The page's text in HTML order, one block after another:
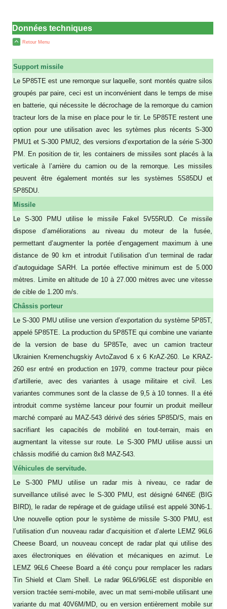
Données techniques
Retour Menu
Support missile
Le 5P85TE est une remorque sur laquelle, sont montés quatre silos
groupés par paire, ceci est un inconvénient dans le temps de mise
en batterie, qui nécessite le décrochage de la remorque du camion
tracteur lors de la mise en place pour le tir. Le 5P85TE restent une
option pour une utilisation avec les sytèmes plus récents S-300
PMU1 et S-300 PMU2, des versions d’exportation de la série S-300
PM. En position de tir, les containers de missiles sont placés à la
verticale à l’arrière du camion ou de la remorque. Les missiles
peuvent être également montés sur les systèmes 5S85DU et
5P85DU.
Missile
Le S-300 PMU utilise le missile Fakel 5V55RUD. Ce missile
dispose d’améliorations au niveau du moteur de la fusée,
permettant d’augmenter la portée d’engagement maximum à une
distance de 90 km et introduit l’utilisation d’un terminal de radar
d’autoguidage SARH. La portée effective minimum est de 5.000
mètres. Limite en altitude de 10 à 27.000 mètres avec une vitesse
de cible de 1.200 m/s.
Châssis porteur
Le S-300 PMU utilise une version d’exportation du système 5P85T,
appelé 5P85TE. La production du 5P85TE qui combine une variante
de la version de base du 5P85Te, avec un camion tracteur
Ukrainien Kremenchugskiy AvtoZavod 6 x 6 KrAZ-260. Le KRAZ-
260 esr entré en production en 1979, comme tracteur pour pièce
d’artillerie, avec des variantes à usage militaire et civil. Les
variantes communes sont de la classe de 9,5 à 10 tonnes. Il a été
introduit comme système lanceur pour fournir un produit meilleur
marché comparé au MAZ-543 dérivé des séries 5P85D/S, mais en
sacrifiant les capacités de mobilité en tout-terrain, mais en
augmentant la vitesse sur route. Le S-300 PMU utilise aussi un
châssis modifié du camion 8x8 MAZ-543.
Véhicules de servitude.
Le S-300 PMU utilise un radar mis à niveau, ce radar de
surveillance utilisé avec le S-300 PMU, est désigné 64N6E (BIG
BIRD), le radar de repérage et de guidage utilisé est appelé 30N6-1.
Une nouvelle option pour le système de missile S-300 PMU, est
l’utilisation d’un nouveau radar d’acquisition et d’alerte LEMZ 96L6
Cheese Board, un nouveau concept de radar plat qui utilise des
axes électroniques en élévation et mécaniques en azimut. Le
LEMZ 96L6 Cheese Board a été conçu pour remplacer les radars
Tin Shield et Clam Shell. Le radar 96L6/96L6E est disponible en
version tractée semi-mobile, avec un mat semi-mobile utilisant une
variante du mat 40V6M/MD, ou en version entièrement mobile sur